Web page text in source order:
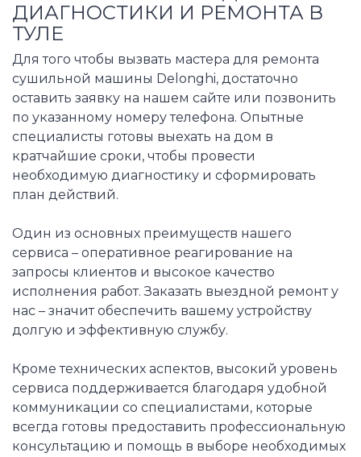
ДИАГНОСТИКИ И РЕМОНТА В
ТУЛЕ
Для того чтобы вызвать мастера для ремонта
сушильной машины Delonghi, достаточно
оставить заявку на нашем сайте или позвонить
по указанному номеру телефона. Опытные
специалисты готовы выехать на дом в
кратчайшие сроки, чтобы провести
необходимую диагностику и сформировать
план действий.
Один из основных преимуществ нашего
сервиса – оперативное реагирование на
запросы клиентов и высокое качество
исполнения работ. Заказать выездной ремонт у
нас – значит обеспечить вашему устройству
долгую и эффективную службу.
Кроме технических аспектов, высокий уровень
сервиса поддерживается благодаря удобной
коммуникации со специалистами, которые
всегда готовы предоставить профессиональную
консультацию и помощь в выборе необходимых